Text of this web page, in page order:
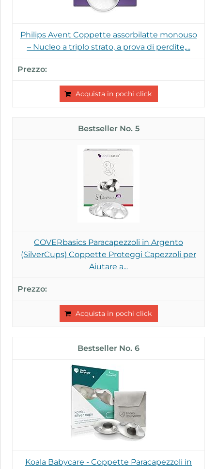
Philips Avent Coppette assorbilatte monouso
– Nucleo a triplo strato, a prova di perdite,...
Acquista in pochi click
5
COVERbasics Paracapezzoli in Argento
(SilverCups) Coppette Proteggi Capezzoli per
Aiutare a...
Acquista in pochi click
6
Koala Babycare - Coppette Paracapezzoli in